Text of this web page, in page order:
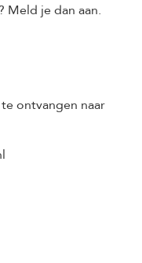
Meld je dan aan.
ontvangen naar